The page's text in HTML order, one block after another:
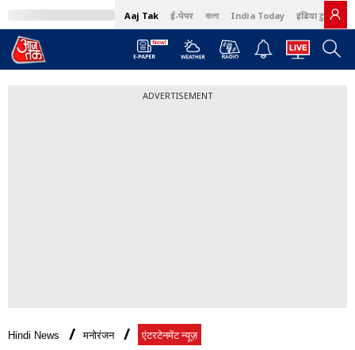
Aaj Tak ई-पेपर বাংলা India Today इंडिया टुडे हिंदी
ADVERTISEMENT
Hindi News मनोरंजन एंटरटेनमेंट न्यूज़